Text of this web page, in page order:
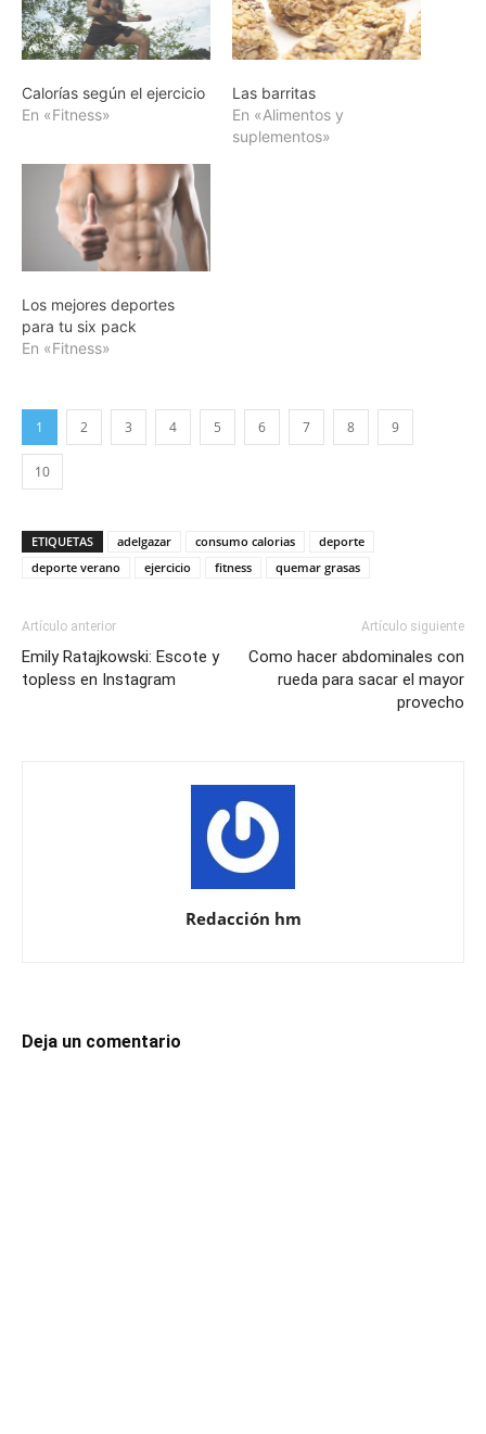
Calorías según el ejercicio
En «Fitness»
Las barritas
En «Alimentos y
suplementos»
Los mejores deportes
para tu six pack
En «Fitness»
1 2 3 4 5 6 7 8 9
10
ETIQUETAS adelgazar consumo calorias
deporte
deporte verano
ejercicio fitness quemar grasas
Artículo anterior
Emily Ratajkowski: Escote y
topless en Instagram
Artículo siguiente
Como hacer abdominales con
rueda para sacar el mayor
provecho
Redacción hm
Deja un comentario